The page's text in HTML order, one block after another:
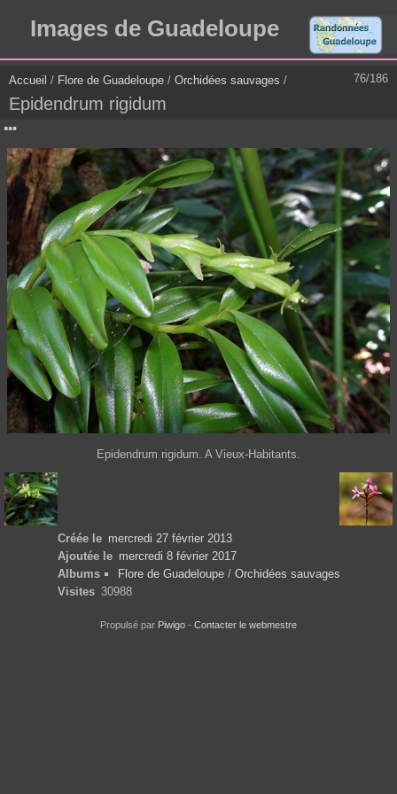
Images de Guadeloupe
76/186
Accueil / Flore de Guadeloupe / Orchidées sauvages /
Epidendrum rigidum
Epidendrum rigidum. A Vieux-Habitants.
Créée le mercredi 27 février 2013
Ajoutée le mercredi 8 février 2017
Albums
Flore de Guadeloupe/ Orchidées sauvages
Visites 30988
Propulsé par Piwigo - Contacter le webmestre